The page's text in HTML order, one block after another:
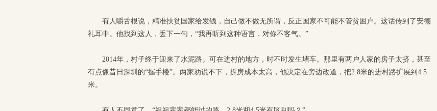
有人嚼舌根说，精准扶贫国家给发钱，自己做不做无所谓，反正国家不可能不管贫困户。这话传到了安德
礼耳中。他找到这人，丢下一句，“我再听到这种语言，对你不客气。”
2014年，村子终于迎来了水泥路。可在进村的地方，时不时发生堵车。那里有两户人家的房子太挤，甚至
有点像昔日深圳的“握手楼”。两家劝说不下，拆房成本太高，他决定在旁边改道，把2.8米的进村路扩展到4.5
米。